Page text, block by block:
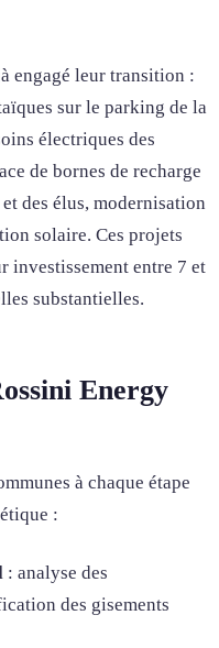
engagé leur transition :
sur le parking de la
électriques des
de bornes de recharge
des élus, modernisation
solaire. Ces projets
investissement entre 7 et
substantielles.
Energy
à chaque étape
:
: analyse des
des gisements